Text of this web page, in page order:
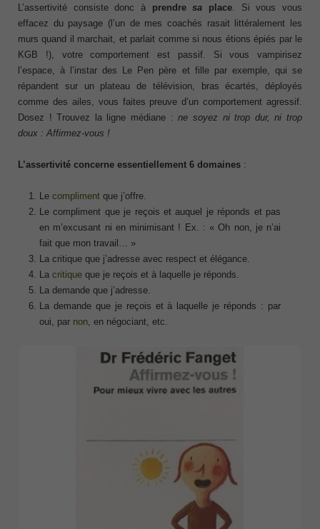
L’assertivité consiste donc à prendresa place . Si vous vous
effacez du paysage (l’un de mes coachés rasait littéralement les
murs quand il marchait, et parlait comme si nous étions épiés par le
KGB !), votre comportement est passif. Si vous vampirisez
l’espace, à l’instar des Le Pen père et fille par exemple, qui se
répandent sur un plateau de télévision, bras écartés, déployés
comme des ailes, vous faites preuve d’un comportement agressif.
Dosez ! Trouvez la ligne médiane :ne soyez ni trop dur, ni trop
doux : Affirmez-vous !
L’assertivité concerne essentiellement 6 domaines :
Le compliment que j’offre.
Le compliment que je reçois et auquel je réponds et pas
en m’excusant ni en minimisant ! Ex. : « Oh non, je n’ai
fait que mon travail… »
La critique que j’adresse avec respect et élégance.
La critique que je reçois et à laquelle je réponds.
La demande que j’adresse.
La demande que je reçois et à laquelle je réponds : par
oui, par non , en négociant, etc.